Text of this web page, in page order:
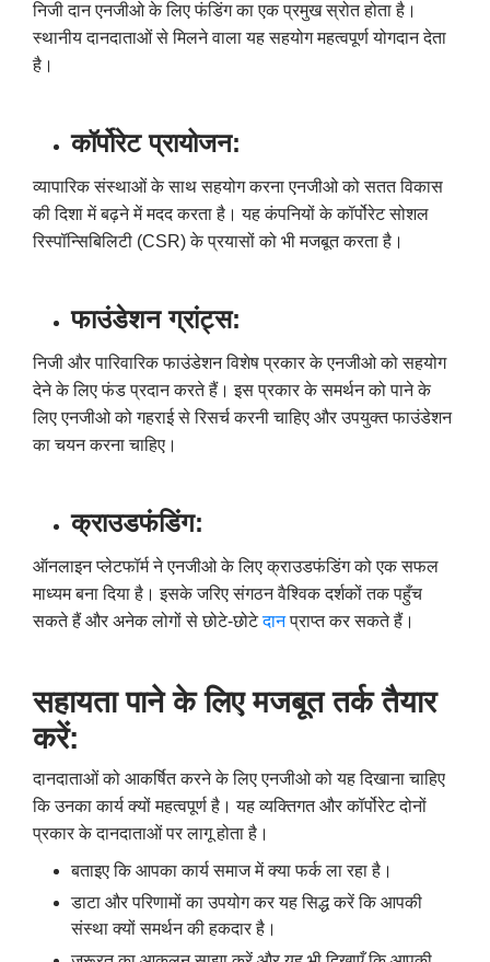
निजी दान एनजीओ के लिए फंडिंग का एक प्रमुख स्रोत होता है।
स्थानीय दानदाताओं से मिलने वाला यह सहयोग महत्वपूर्ण योगदान देता
है।
कॉर्पोरेट प्रायोजन:
व्यापारिक संस्थाओं के साथ सहयोग करना एनजीओ को सतत विकास
की दिशा में बढ़ने में मदद करता है। यह कंपनियों के कॉर्पोरेट सोशल
रिस्पॉन्सिबिलिटी (CSR)के प्रयासों को भी मजबूत करता है।
फाउंडेशन ग्रांट्स:
निजी और पारिवारिक फाउंडेशन विशेष प्रकार के एनजीओ को सहयोग
देने के लिए फंड प्रदान करते हैं। इस प्रकार के समर्थन को पाने के
लिए एनजीओ को गहराई से रिसर्च करनी चाहिए और उपयुक्त फाउंडेशन
का चयन करना चाहिए।
क्राउडफंडिंग:
ऑनलाइन प्लेटफॉर्म ने एनजीओ के लिए क्राउडफंडिंग को एक सफल
माध्यम बना दिया है। इसके जरिए संगठन वैश्विक दर्शकों तक पहुँच
सकते हैं और अनेक लोगों से छोटे-छोटेदानप्राप्त कर सकते हैं।
सहायता पाने के लिए मजबूत तर्क तैयार
करें:
दानदाताओं को आकर्षित करने के लिए एनजीओ को यह दिखाना चाहिए
कि उनका कार्य क्यों महत्वपूर्ण है। यह व्यक्तिगत और कॉर्पोरेट दोनों
प्रकार के दानदाताओं पर लागू होता है।
बताइए कि आपका कार्य समाज में क्या फर्क ला रहा है।
डाटा और परिणामों का उपयोग कर यह सिद्ध करें कि आपकी
संस्था क्यों समर्थन की हकदार है।